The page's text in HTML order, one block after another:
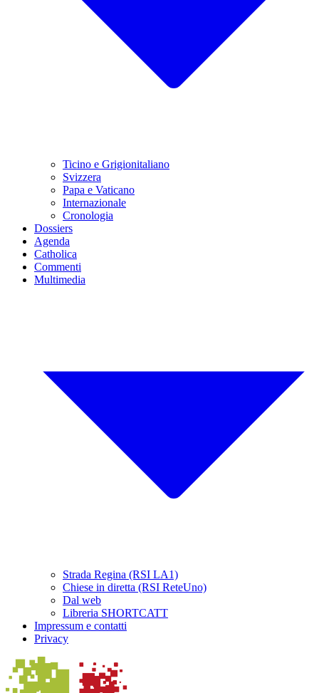
Ticino e Grigionitaliano
Svizzera
Papa e Vaticano
Internazionale
Cronologia
Dossiers
Agenda
Catholica
Commenti
Multimedia
Strada Regina (RSI LA1)
Chiese in diretta (RSI ReteUno)
Dal web
Libreria SHORTCATT
Impressum e contatti
Privacy